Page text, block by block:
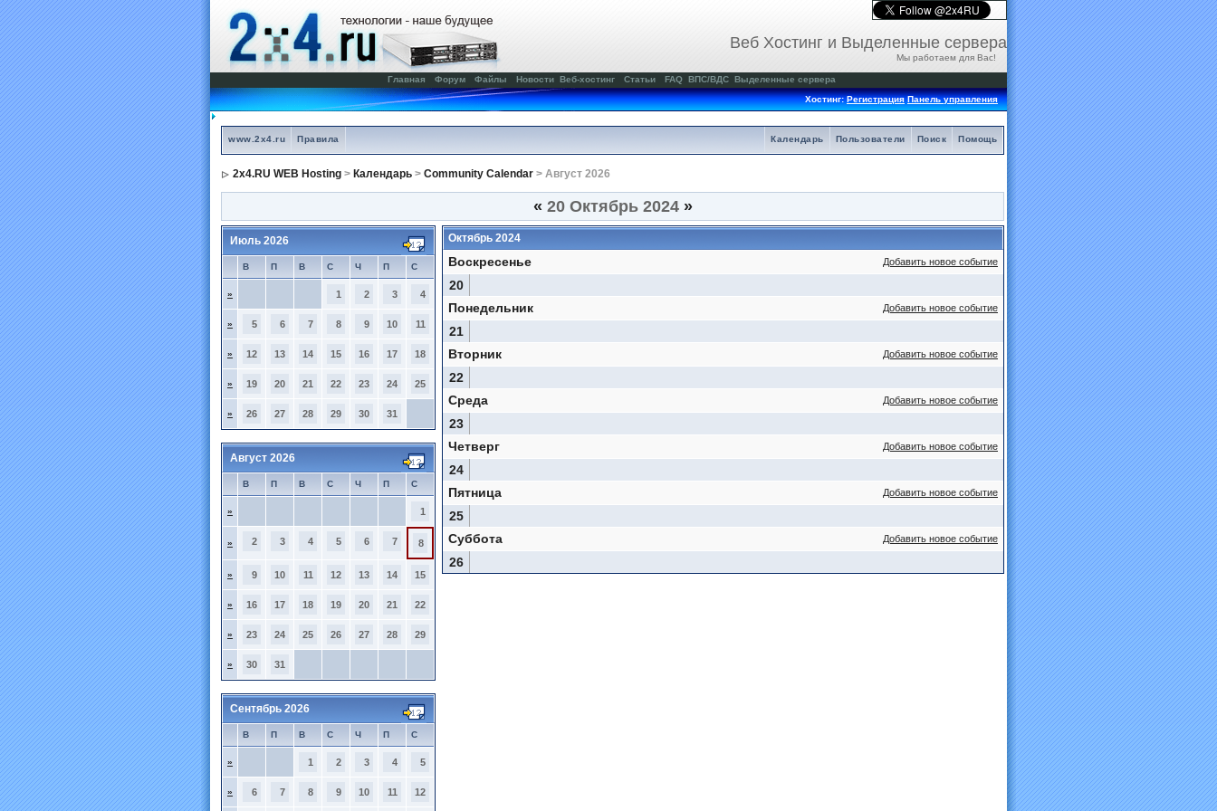
Веб Хостинг и Выделенные сервера
Мы работаем для Вас!
Главная Форум Файлы Новости Веб-хостинг Статьи FAQ ВПС/ВДС Выделенные сервера
Хостинг:Регистрация Панель управления
www.2x4.ru Правила Помощь
Поиск
Пользователи
Календарь
2x4.RU WEB Hosting > Календарь > Community Calendar > Август 2026
« 20 Октябрь 2024 »
Июль 2026
В П В С Ч П С
» 1 2 3 4
» 5 6 7 8 9 10 11
» 12 13 14 15 16 17 18
» 19 20 21 22 23 24 25
» 26 27 28 29 30 31
Август 2026
В П В С Ч П С
» 1
» 2 3 4 5 6 7 8
» 9 10 11 12 13 14 15
» 16 17 18 19 20 21 22
» 23 24 25 26 27 28 29
» 30 31
Сентябрь 2026
В П В С Ч П С
» 1 2 3 4 5
» 6 7 8 9 10 11 12
Октябрь 2024
Добавить новое событие
Воскресенье
20
Добавить новое событие
Понедельник
21
Добавить новое событие
Вторник
22
Добавить новое событие
Среда
23
Добавить новое событие
Четверг
24
Добавить новое событие
Пятница
25
Добавить новое событие
Суббота
26